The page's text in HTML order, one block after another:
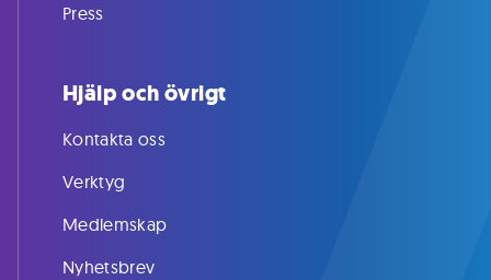
Press
Hjälp och övrigt
Kontakta oss
Verktyg
Medlemskap
Nyhetsbrev